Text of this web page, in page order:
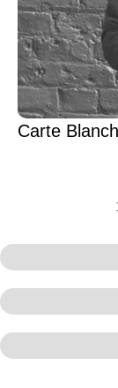
Carte